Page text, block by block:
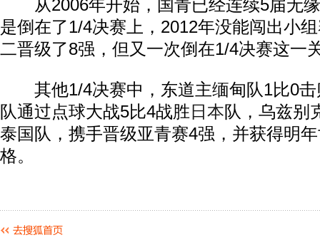
从2006年开始，国青已经连续5届无缘
是倒在了1/4决赛上，2012年没能闯出小
二晋级了8强，但又一次倒在1/4决赛这一
其他1/4决赛中，东道主缅甸队1比0击
队通过点球大战5比4战胜 日本队，乌兹别
泰国队，携手晋级亚青赛4强，并获得明
格。